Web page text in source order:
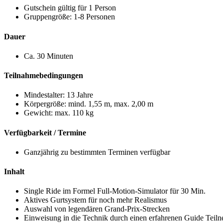
Gutschein gültig für 1 Person
Gruppengröße: 1-8 Personen
Dauer
Ca. 30 Minuten
Teilnahmebedingungen
Mindestalter: 13 Jahre
Körpergröße: mind. 1,55 m, max. 2,00 m
Gewicht: max. 110 kg
Verfügbarkeit / Termine
Ganzjährig zu bestimmten Terminen verfügbar
Inhalt
Single Ride im Formel Full-Motion-Simulator für 30 Min.
Aktives Gurtsystem für noch mehr Realismus
Auswahl von legendären Grand-Prix-Strecken
Einweisung in die Technik durch einen erfahrenen Guide